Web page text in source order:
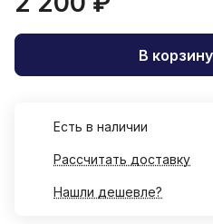
В корзину
Есть в наличии
Рассчитать доставку
Нашли дешевле?